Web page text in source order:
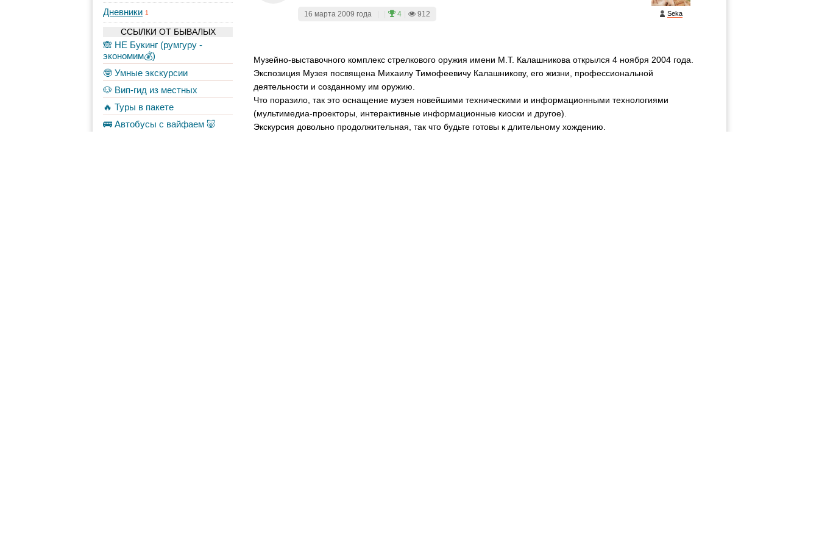
Дневники 1
ССЫЛКИ ОТ БЫВАЛЫХ
🙈 НЕ Букинг (румгуру -
экономим💰)
🤓 Умные экскурсии
🐶 Вип-гид из местных
🔥 Туры в пакете
🚌 Автобусы с вайфаем 🐷
Seka
16 марта 2009 года 4 912
Музейно-выставочного комплекс стрелкового оружия имени М.Т. Калашникова открылся 4 ноября 2004 года.
Экспозиция Музея посвящена Михаилу Тимофеевичу Калашникову, его жизни, профессиональной
деятельности и созданному им оружию.
Что поразило, так это оснащение музея новейшими техническими и информационными технологиями
(мультимедиа-проекторы, интерактивные информационные киоски и другое).
Экскурсия довольно продолжительная, так что будьте готовы к длительному хождению.